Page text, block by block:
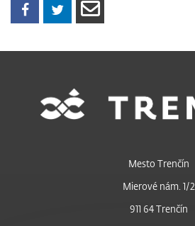
Mesto Trenčín
Mierové nám. 1/2
911 64 Trenčín